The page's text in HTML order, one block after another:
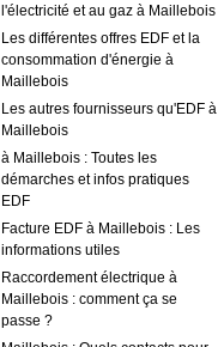
l'électricité et au gaz à Maillebois
Les différentes offres EDF et la
consommation d'énergie à
Maillebois
Les autres fournisseurs qu'EDF à
Maillebois
à Maillebois : Toutes les
démarches et infos pratiques
EDF
Facture EDF à Maillebois : Les
informations utiles
Raccordement électrique à
Maillebois : comment ça se
passe ?